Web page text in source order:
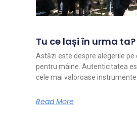
Tu ce lași în urma ta?
Astăzi este despre alegerile pe
pentru mâine. Autenticitatea
cele mai valoroase
Read More